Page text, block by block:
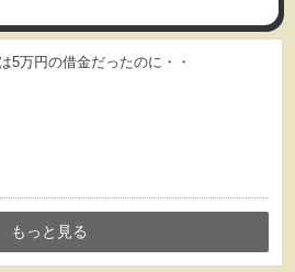
5万円の借金だったのに・・
もっと見る